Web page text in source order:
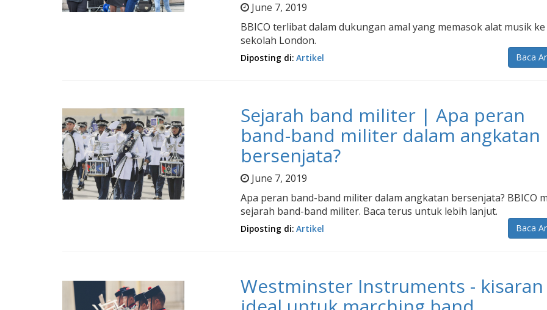
June 7, 2019
BBICO terlibat dalam dukungan amal yang memasok alat musik ke
sekolah London.
Baca
Diposting di:Artikel
Sejarah band militer | Apa peran
band-band militer dalam angkatan
bersenjata?
June 7, 2019
Apa peran band-band militer dalam angkatan bersenjata? BBICO
sejarah band-band militer. Baca terus untuk lebih lanjut.
Baca
Diposting di:Artikel
Westminster Instruments - kisaran